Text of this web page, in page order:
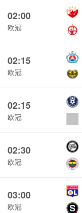
02:00
欧冠
02:15
欧冠
02:15
欧冠
02:30
欧冠
03:00
欧冠